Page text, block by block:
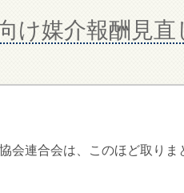
け媒介報酬見
会連合会は、このほど取り